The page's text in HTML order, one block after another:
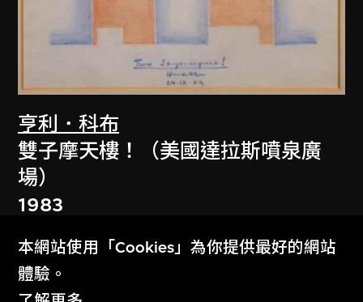
亨利．科布
雙子摩天樓！（美國達拉斯噴泉廣
場）
1983
本網站使用「Cookies」為你提供最好的網站
體驗。